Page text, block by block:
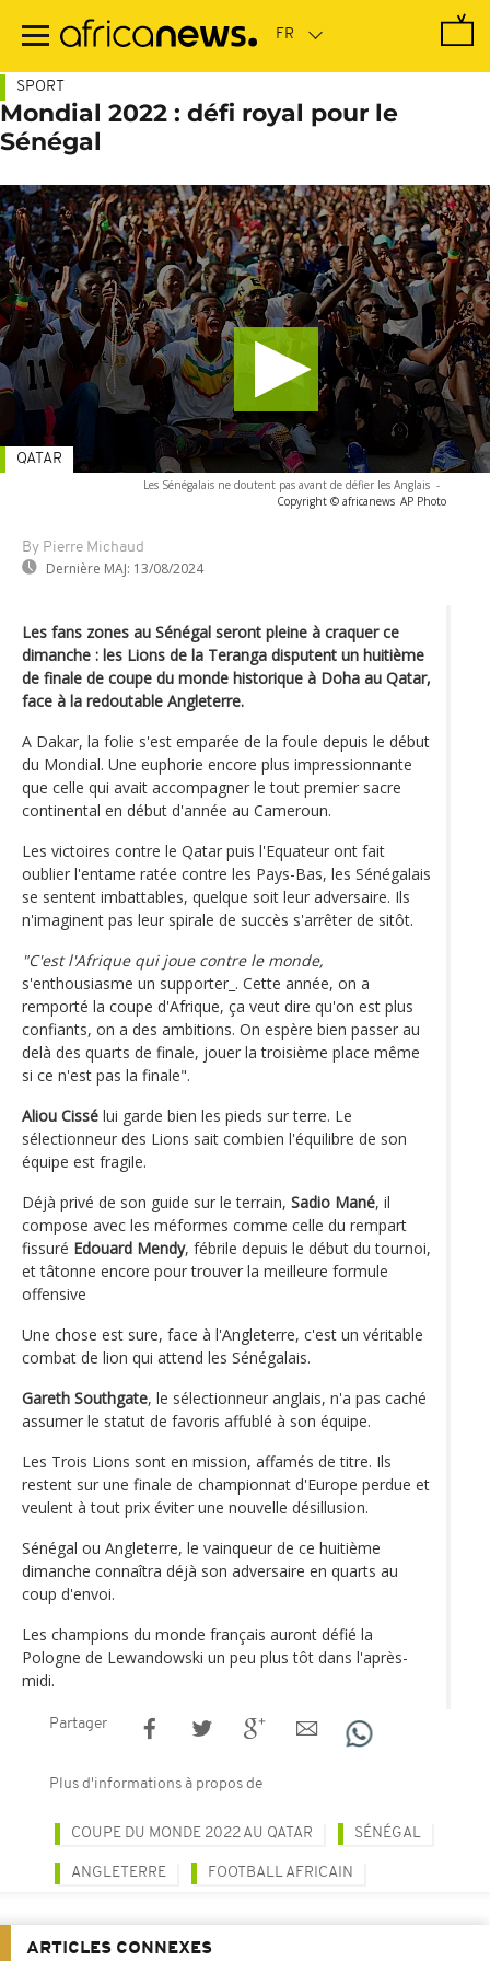
contenu
SPORT
Mondial 2022 : défi royal pour le
Sénégal
Les Sénégalais ne doutent pas avant de défier les Anglais -
Copyright © africanews AP Photo
By Pierre Michaud
Dernière MAJ: 13/08/2024
QATAR
Les fans zones au Sénégal seront pleine à craquer ce
dimanche : les Lions de la Teranga disputent un huitième
de finale de coupe du monde historique à Doha au Qatar,
face à la redoutable Angleterre.
A Dakar, la folie s'est emparée de la foule depuis le début
du Mondial. Une euphorie encore plus impressionnante
que celle qui avait accompagner le tout premier sacre
continental en début d'année au Cameroun.
Les victoires contre le Qatar puis l'Equateur ont fait
oublier l'entame ratée contre les Pays-Bas, les Sénégalais
se sentent imbattables, quelque soit leur adversaire. Ils
n'imaginent pas leur spirale de succès s'arrêter de sitôt.
"C'est l'Afrique qui joue contre le monde,
s'enthousiasme un supporter_. Cette année, on a
remporté la coupe d'Afrique, ça veut dire qu'on est plus
confiants, on a des ambitions. On espère bien passer au
delà des quarts de finale, jouer la troisième place même
si ce n'est pas la finale".
Aliou Cissé lui garde bien les pieds sur terre. Le
sélectionneur des Lions sait combien l'équilibre de son
équipe est fragile.
Déjà privé de son guide sur le terrain, Sadio Mané, il
compose avec les méformes comme celle du rempart
fissuré Edouard Mendy, fébrile depuis le début du tournoi,
et tâtonne encore pour trouver la meilleure formule
offensive
Une chose est sure, face à l'Angleterre, c'est un véritable
combat de lion qui attend les Sénégalais.
Gareth Southgate, le sélectionneur anglais, n'a pas caché
assumer le statut de favoris affublé à son équipe.
Les Trois Lions sont en mission, affamés de titre. Ils
restent sur une finale de championnat d'Europe perdue et
veulent à tout prix éviter une nouvelle désillusion.
Sénégal ou Angleterre, le vainqueur de ce huitième
dimanche connaîtra déjà son adversaire en quarts au
coup d'envoi.
Les champions du monde français auront défié la
Pologne de Lewandowski un peu plus tôt dans l'après-
midi.
Partager
Plus d'informations à propos de
COUPE DU MONDE 2022 AU QATAR SÉNÉGAL
ANGLETERRE FOOTBALL AFRICAIN
ARTICLES CONNEXES